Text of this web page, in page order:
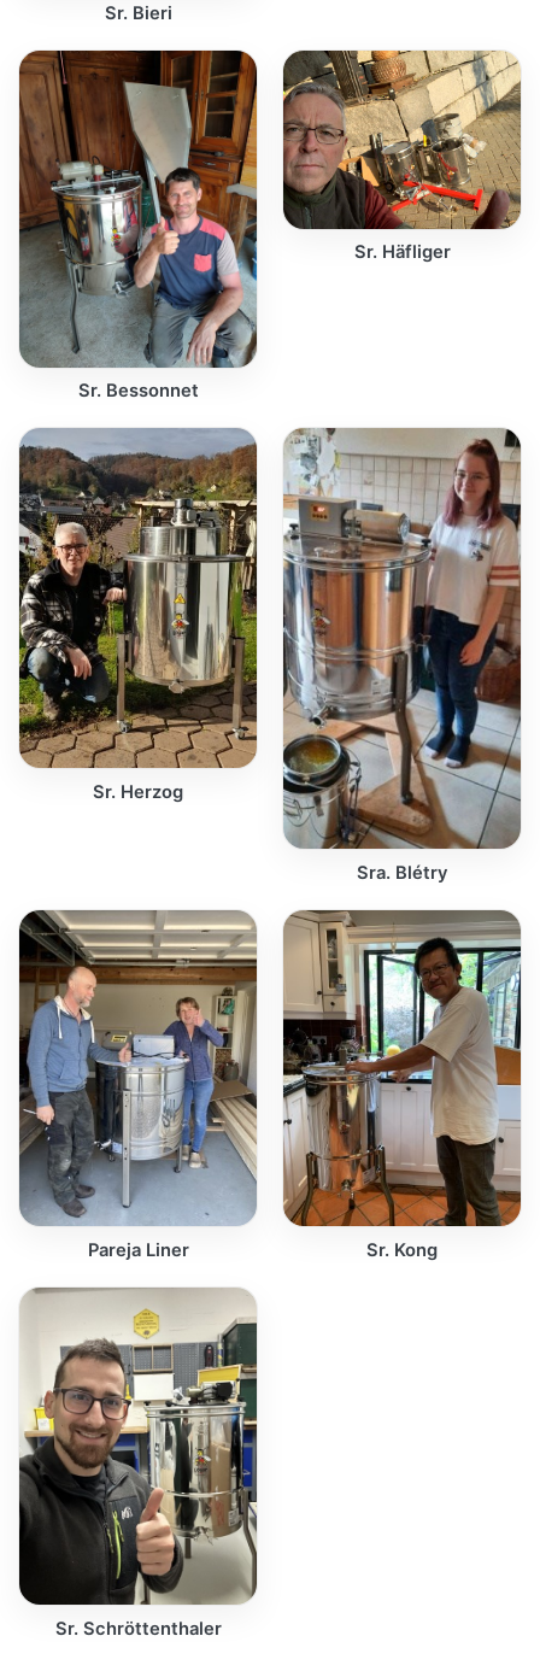
Sr. Bieri
Sr. Bessonnet
Sr. Häfliger
Sr. Herzog
Sra. Blétry
Pareja Liner Sr. Kong
Sr. Schröttenthaler